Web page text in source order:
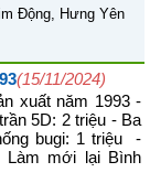
Động, Hưng Yên
(15/11/2024)
xuất năm 1993 -
5D: 2 triệu - Ba
bugi: 1 triệu -
mới lại Bình